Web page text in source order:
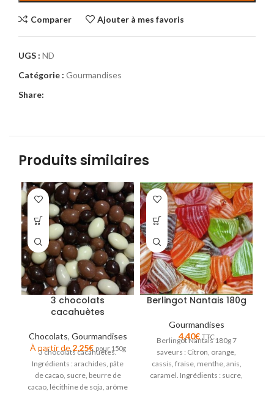
Comparer Ajouter à mes favoris
UGS : ND
Catégorie : Gourmandises
Share:
Produits similaires
3 chocolats
cacahuètes
Chocolats, Gourmandises
À partir de 2,25€ pour 150g
3 chocolats cacahuètes.
Ingrédients : arachides, pâte
de cacao, sucre, beurre de
cacao, lécithine de soja, arôme
Berlingot Nantais 180g
Gourmandises
4,40€ TTC
Berlingot Nantais 180g 7
saveurs : Citron, orange,
cassis, fraise, menthe, anis,
caramel. Ingrédients : sucre,